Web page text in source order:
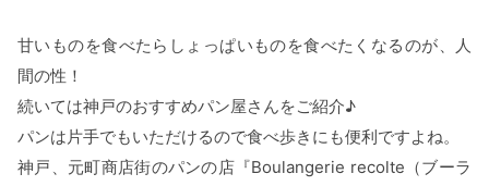
甘いものを食べたらしょっぱいものを食べたくなるのが、人
間の性！
続いては神戸のおすすめパン屋さんをご紹介♪
パンは片手でもいただけるので食べ歩きにも便利ですよね。
神戸、元町商店街のパンの店『Boulangerie recolte（ブーラ